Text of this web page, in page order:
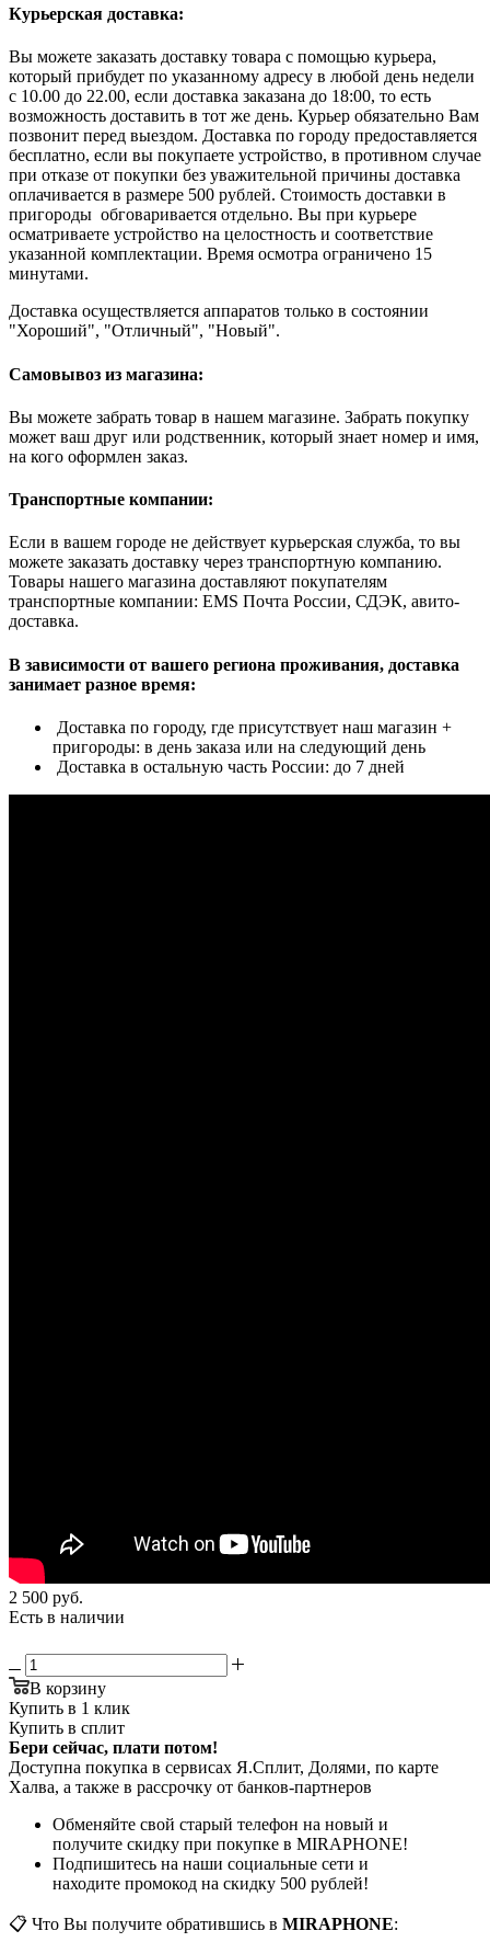
Курьерская доставка:
Вы можете заказать доставку товара с помощью курьера,
который прибудет по указанному адресу в любой день недели
с 10.00 до 22.00, если доставка заказана до 18:00, то есть
возможность доставить в тот же день. Курьер обязательно Вам
позвонит перед выездом. Доставка по городу предоставляется
бесплатно, если вы покупаете устройство, в противном случае
при отказе от покупки без уважительной причины доставка
оплачивается в размере 500 рублей. Стоимость доставки в
пригороды обговаривается отдельно. Вы при курьере
осматриваете устройство на целостность и соответствие
указанной комплектации. Время осмотра ограничено 15
минутами.
Доставка осуществляется аппаратов только в состоянии
"Хороший", "Отличный", "Новый".
Самовывоз из магазина:
Вы можете забрать товар в нашем магазине. Забрать покупку
может ваш друг или родственник, который знает номер и имя,
на кого оформлен заказ.
Транспортные компании:
Если в вашем городе не действует курьерская служба, то вы
можете заказать доставку через транспортную компанию.
Товары нашего магазина доставляют покупателям
транспортные компании: EMS Почта России, СДЭК, авито-
доставка.
В зависимости от вашего региона проживания, доставка
занимает разное время:
Доставка по городу, где присутствует наш магазин +
пригороды: в день заказа или на следующий день
Доставка в остальную часть России: до 7 дней
2 500 руб.
Есть в наличии
В корзину
Купить в 1 клик
Купить в сплит
Бери сейчас, плати потом!
Доступна покупка в сервисах Я.Сплит, Долями, по карте
Халва, а также в рассрочку от банков-партнеров
Обменяйте свой старый телефон на новый и
получите скидку при покупке в MIRAPHONE!
Подпишитесь на наши социальные сети и
находите промокод на скидку 500 рублей!
📋 Что Вы получите обратившись в MIRAPHONE: